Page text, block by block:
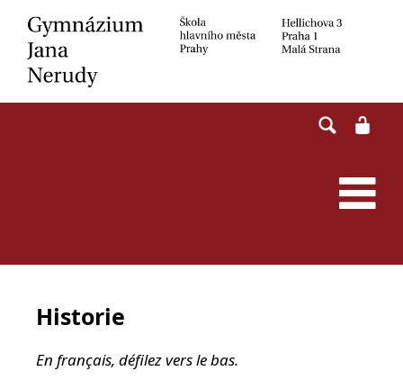
content
Historie
En français, défilez vers le bas.